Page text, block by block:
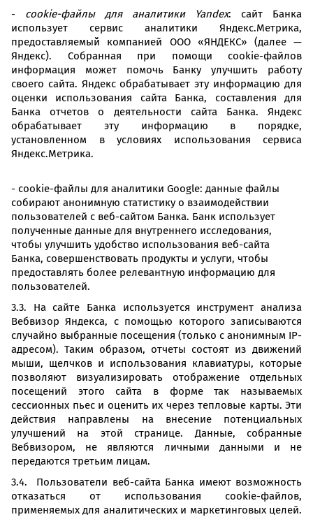
- cookie-файлы для аналитики Yandex: сайт Банка
использует сервис аналитики Яндекс.Метрика,
предоставляемый̆ компанией ООО «ЯНДЕКС» (далее —
Яндекс). Собранная при помощи cookie-файлов
информация может помочь Банку улучшить работу
своего сайта. Яндекс обрабатывает эту информацию для
оценки использования сайта Банка, составления для
Банка отчетов о деятельности сайта Банка. Яндекс
обрабатывает эту информацию в порядке,
установленном в условиях использования сервиса
Яндекс.Метрика.
- cookie-файлы для аналитики Google: данные файлы
собирают анонимную статистику о взаимодействии
пользователей с веб-сайтом Банка. Банк использует
полученные данные для внутреннего исследования,
чтобы улучшить удобство использования веб-сайта
Банка, совершенствовать продукты и услуги, чтобы
предоставлять более релевантную информацию для
пользователей.
3.3. На сайте Банка используется инструмент анализа
Вебвизор Яндекса, с помощью которого записываются
случайно выбранные посещения (только с анонимным IP-
адресом). Таким образом, отчеты состоят из движений
мыши, щелчков и использования клавиатуры, которые
позволяют визуализировать отображение отдельных
посещений этого сайта в форме так называемых
сессионных пьес и оценить их через тепловые карты. Эти
действия направлены на внесение потенциальных
улучшений на этой странице. Данные, собранные
Вебвизором, не являются личными данными и не
передаются третьим лицам.
3.4. Пользователи веб-сайта Банка имеют возможность
отказаться от использования cookie-файлов,
применяемых для аналитических и маркетинговых целей.